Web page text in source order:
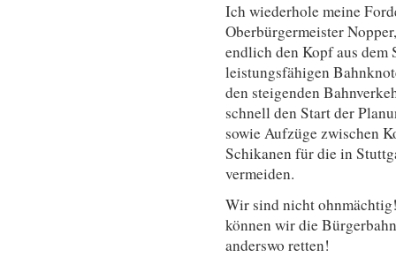
Ich wiederhole meine
Oberbürgermeister
endlich den Kopf aus dem
leistungsfähigen
den steigenden
schnell den Start der
sowie Aufzüge zwischen
Schikanen für die in
vermeiden.
Wir sind nicht
können wir die
anderswo retten!